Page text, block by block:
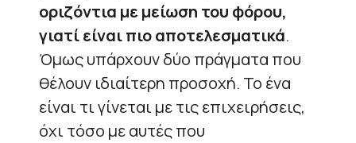
οριζόντια με μείωση του φόρου,
γιατί είναι πιο αποτελεσματικά.
Όμως υπάρχουν δύο πράγματα που
θέλουν ιδιαίτερη προσοχή. Το ένα
είναι τι γίνεται με τις επιχειρήσεις,
όχι τόσο με αυτές που